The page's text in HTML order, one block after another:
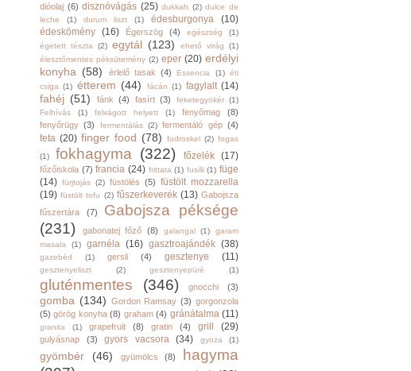
dióolaj (6) disznóvágás (25) dukkah (2) dulce de
leche
(1) durum liszt (1) édesburgonya
(10)
édeskömény (16) Égerszög (4) egészség
(1)
égetett tészta
(2) egytál (123) ehető virág
(1)
élesztőmentes péksütemény (2) eper (20) erdélyi
konyha (58) érlelő tasak (4) Essencia (1) éti
csiga (1) étterem (44) fácán (1) fagylalt (14)
fahéj (51) fánk (4) fasírt (3) feketegyökér (1)
Felhívás
(1) felvágott helyett (1) fenyőmag
(8)
fenyőrügy (3) fermentálás (2) fermentáló gép (4)
feta (20) finger food (78) fodroskel (2) fogas
(1)
fokhagyma (322) főzelék (17)
főzőiskola (7) francia (24) frittata (1) fusilli (1) füge
(14) fürjtojás (2) füstölés (5) füstölt mozzarella
(19) füstölt tofu (2) fűszerkeverék (13) Gabojsza
fűszertára
(7)
Gabojsza péksége
(231)
gabonatej főző (8) galangal (1)
garam
masala
(1) garnéla (16) gasztroajándék (38)
gazebéd (1) gersli (4) gesztenye (11)
gesztenyeliszt (2) gesztenyepüré (1)
gluténmentes (346) gnocchi (3)
gomba (134) Gordon Ramsay (3) gorgonzola
(5) görög konyha (8) graham (4) gránátalma (11)
granita (1) grapefruit (8) gratin (4) grill (29)
gulyásnap (3) gyors vacsora (34) gyoza (1)
gyömbér (46) gyümölcs (8)
hagyma